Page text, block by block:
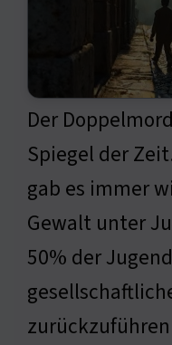
Der
Spiegel der
gab es immer
Gewalt unter
50% der